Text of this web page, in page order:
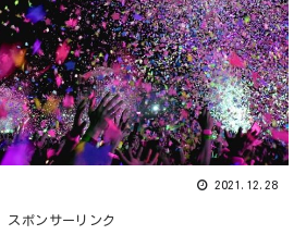
2021.12.28
スポンサーリンク